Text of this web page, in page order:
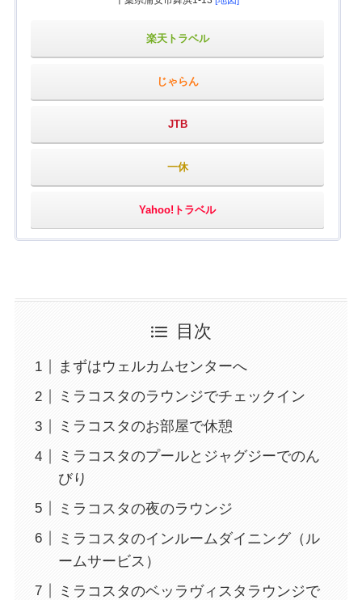
楽天トラベル
じゃらん
JTB
一休
Yahoo!トラベル
目次
まずはウェルカムセンターへ
ミラコスタのラウンジでチェックイン
ミラコスタのお部屋で休憩
ミラコスタのプールとジャグジーでのん
びり
ミラコスタの夜のラウンジ
ミラコスタのインルームダイニング（ル
ームサービス）
ミラコスタのベッラヴィスタラウンジで